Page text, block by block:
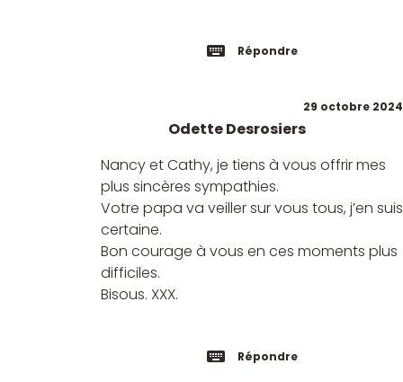
Répondre
29 octobre 2024
Odette Desrosiers
Nancy et Cathy, je tiens à vous offrir mes
plus sincères sympathies.
Votre papa va veiller sur vous tous, j’en suis
certaine.
Bon courage à vous en ces moments plus
difficiles.
Bisous. XXX.
Répondre